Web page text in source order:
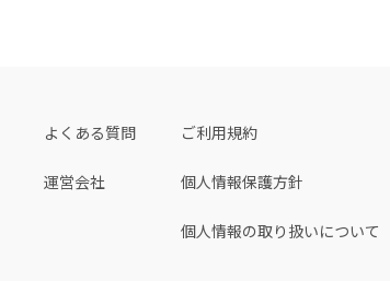
よくある質問
運営会社
ご利用規約
個人情報保護方針
個人情報の取り扱いについて